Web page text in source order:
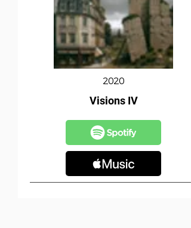
2020
Visions IV